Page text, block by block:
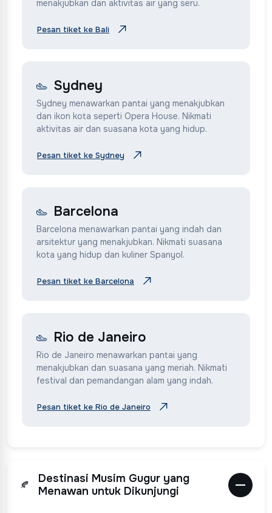
menakjubkan dan aktivitas air yang seru.
Pesan tiket ke Bali
Sydney
Sydney menawarkan pantai yang menakjubkan
dan ikon kota seperti Opera House. Nikmati
aktivitas air dan suasana kota yang hidup.
Pesan tiket ke Sydney
Barcelona
Barcelona menawarkan pantai yang indah dan
arsitektur yang menakjubkan. Nikmati suasana
kota yang hidup dan kuliner Spanyol.
Pesan tiket ke Barcelona
Rio de Janeiro
Rio de Janeiro menawarkan pantai yang
menakjubkan dan suasana yang meriah. Nikmati
festival dan pemandangan alam yang indah.
Pesan tiket ke Rio de Janeiro
🍂
Destinasi Musim Gugur yang
Menawan untuk Dikunjungi